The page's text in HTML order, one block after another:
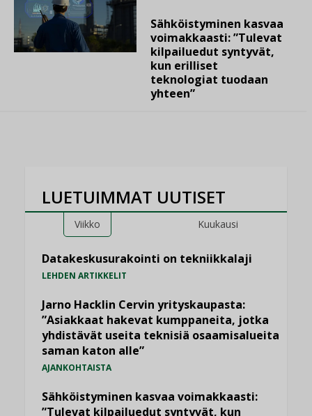
Sähköistyminen kasvaa
voimakkaasti: ”Tulevat
kilpailuedut syntyvät,
kun erilliset
teknologiat tuodaan
yhteen”
LUETUIMMAT UUTISET
Viikko Kuukausi
Datakeskusurakointi on tekniikkalaji
LEHDEN ARTIKKELIT
Jarno Hacklin Cervin yrityskaupasta:
”Asiakkaat hakevat kumppaneita, jotka
yhdistävät useita teknisiä osaamisalueita
saman katon alle”
AJANKOHTAISTA
Sähköistyminen kasvaa voimakkaasti:
”Tulevat kilpailuedut syntyvät, kun